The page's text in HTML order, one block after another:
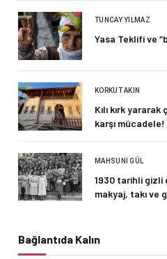
TUNCAY YILMAZ
Yasa Teklifi ve
KORKUT AKIN
Kılı kırk
karşı mücadele!
MAHSUNI GÜL
1930 tarihli gizli
makyaj, takı ve
Bağlantıda Kalın